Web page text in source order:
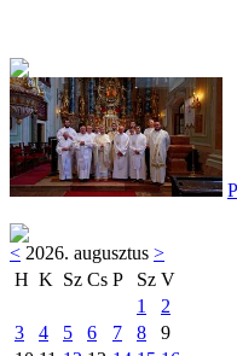
< 2026. augusztus >
H K Sz Cs P Sz V
1
2
3
4 5 6 7 8
9